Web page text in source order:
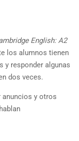
English: A2
los alumnos tienen
y responder algunas
dos veces.
anuncios y otros